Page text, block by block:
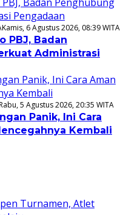
Kamis, 6 Agustus 2026, 08:39 WITA
PBJ, Badan
Administrasi
5 Agustus 2026, 20:35 WITA
Panik, Ini Cara
Kembali